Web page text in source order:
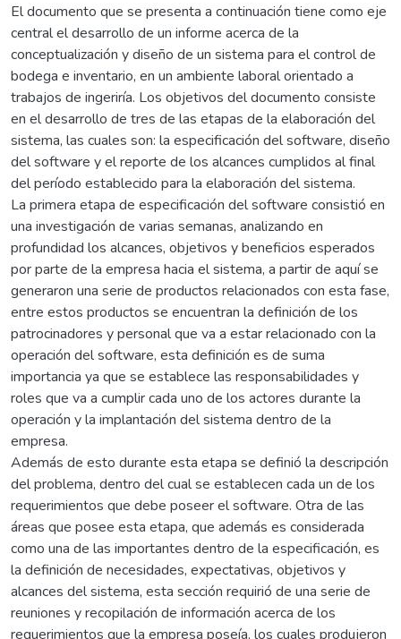
El documento que se presenta a continuación tiene como eje
central el desarrollo de un informe acerca de la
conceptualización y diseño de un sistema para el control de
bodega e inventario, en un ambiente laboral orientado a
trabajos de ingeriría. Los objetivos del documento consiste
en el desarrollo de tres de las etapas de la elaboración del
sistema, las cuales son: la especificación del software, diseño
del software y el reporte de los alcances cumplidos al final
del período establecido para la elaboración del sistema.
La primera etapa de especificación del software consistió en
una investigación de varias semanas, analizando en
profundidad los alcances, objetivos y beneficios esperados
por parte de la empresa hacia el sistema, a partir de aquí se
generaron una serie de productos relacionados con esta fase,
entre estos productos se encuentran la definición de los
patrocinadores y personal que va a estar relacionado con la
operación del software, esta definición es de suma
importancia ya que se establece las responsabilidades y
roles que va a cumplir cada uno de los actores durante la
operación y la implantación del sistema dentro de la
empresa.
Además de esto durante esta etapa se definió la descripción
del problema, dentro del cual se establecen cada un de los
requerimientos que debe poseer el software. Otra de las
áreas que posee esta etapa, que además es considerada
como una de las importantes dentro de la especificación, es
la definición de necesidades, expectativas, objetivos y
alcances del sistema, esta sección requirió de una serie de
reuniones y recopilación de información acerca de los
requerimientos que la empresa poseía, los cuales produjeron